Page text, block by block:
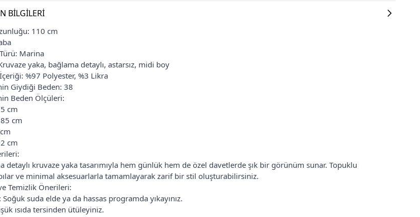
BILGILERI
110 cm
Marina
yaka, bağlama detaylı, astarsız, midi boy
%97 Polyester, %3 Likra
Giydiği Beden: 38
Beden Ölçüleri:
cm
cm
cm
detaylı kruvaze yaka tasarımıyla hem günlük hem de özel davetlerde şık bir görünüm sunar. Topuklu
ve minimal aksesuarlarla tamamlayarak zarif bir stil oluşturabilirsiniz.
Temizlik Önerileri:
Soğuk suda elde ya da hassas programda yıkayınız.
ısıda tersinden ütüleyiniz.